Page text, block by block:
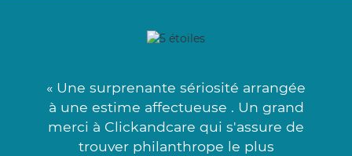
« Une surprenante sériosité arrangée
à une estime affectueuse . Un grand
merci à Clickandcare qui s'assure de
trouver philanthrope le plus